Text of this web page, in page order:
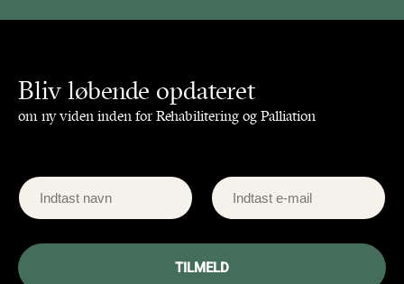
Bliv løbende opdateret
om ny viden inden for Rehabilitering og Palliation